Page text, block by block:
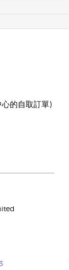
的自取訂單)